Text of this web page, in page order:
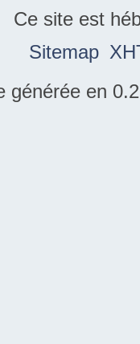
Ce site est
Sitemap
générée en